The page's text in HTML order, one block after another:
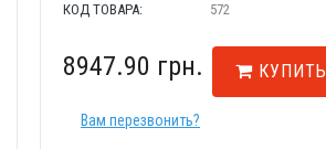
КОД ТОВАРА: 572
8947.90 грн. КУПИТЬ
Вам перезвонить?